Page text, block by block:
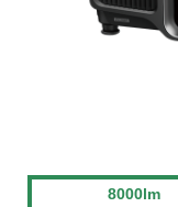
8000lm